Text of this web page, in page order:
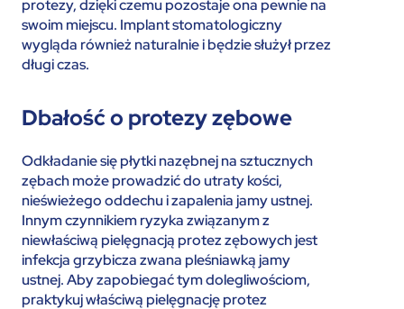
protezy, dzięki czemu pozostaje ona pewnie na
swoim miejscu. Implant stomatologiczny
wygląda również naturalnie i będzie służył przez
długi czas.
Dbałość o protezy zębowe
Odkładanie się płytki nazębnej na sztucznych
zębach może prowadzić do utraty kości,
nieświeżego oddechu i zapalenia jamy ustnej.
Innym czynnikiem ryzyka związanym z
niewłaściwą pielęgnacją protez zębowych jest
infekcja grzybicza zwana pleśniawką jamy
ustnej. Aby zapobiegać tym dolegliwościom,
praktykuj właściwą pielęgnację protez